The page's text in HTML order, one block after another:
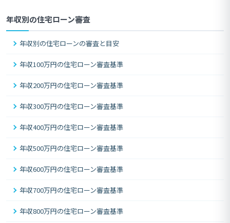
年収別の住宅ローン審査
年収別の住宅ローンの審査と目安
年収100万円の住宅ローン審査基準
年収200万円の住宅ローン審査基準
年収300万円の住宅ローン審査基準
年収400万円の住宅ローン審査基準
年収500万円の住宅ローン審査基準
年収600万円の住宅ローン審査基準
年収700万円の住宅ローン審査基準
年収800万円の住宅ローン審査基準